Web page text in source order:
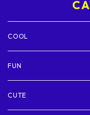
COOL
Futuristic / 近未来的
Metallic / メタリック
FUN
Colorful / カラフル
CUTE